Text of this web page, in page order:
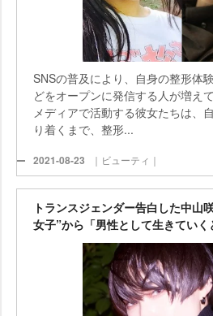
SNSの普及により、自身の整形体
どをオープンに発信する人が増え
メディアで活動する彼女たちは、
り着くまで、整形...
2021-08-23 ｜ビューティ｜
トランスジェンダー告白した中山
女子”から「男性として生きてい